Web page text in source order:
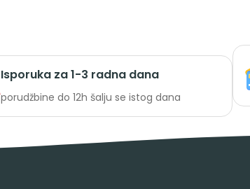
Isporuka za 1-3 radna dana
porudžbine do 12h šalju se istog dana